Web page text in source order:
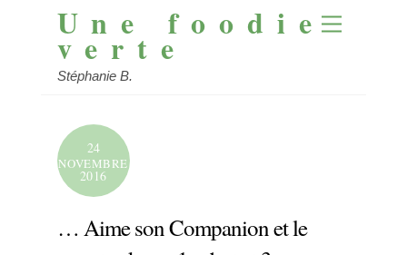
Menu
Une foodie
verte
Stéphanie B.
24
NOVEMBRE
2016
… Aime son Companion et le